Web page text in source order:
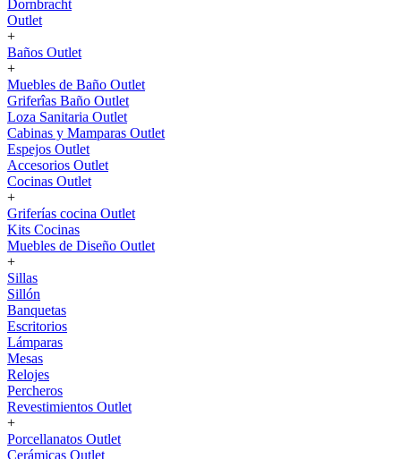
Dornbracht
Outlet
+
Baños Outlet
+
Muebles de Baño Outlet
Griferîas Baño Outlet
Loza Sanitaria Outlet
Cabinas y Mamparas Outlet
Espejos Outlet
Accesorios Outlet
Cocinas Outlet
+
Griferías cocina Outlet
Kits Cocinas
Muebles de Diseño Outlet
+
Sillas
Sillón
Banquetas
Escritorios
Lámparas
Mesas
Relojes
Percheros
Revestimientos Outlet
+
Porcellanatos Outlet
Cerámicas Outlet